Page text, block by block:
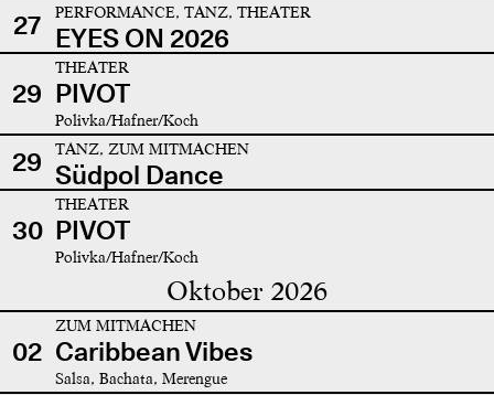
27 PERFORMANCE, TANZ, THEATER
EYES ON 2026
29
THEATER
PIVOT
Polivka/Hafner/Koch
29 TANZ, ZUM MITMACHEN
Südpol Dance
30
THEATER
PIVOT
Polivka/Hafner/Koch
Oktober 2026
02
ZUM MITMACHEN
Caribbean Vibes
Salsa, Bachata, Merengue